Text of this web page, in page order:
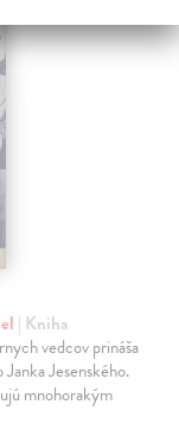
| Kniha
vedcov prináša
Jesenského.
mnohorakým